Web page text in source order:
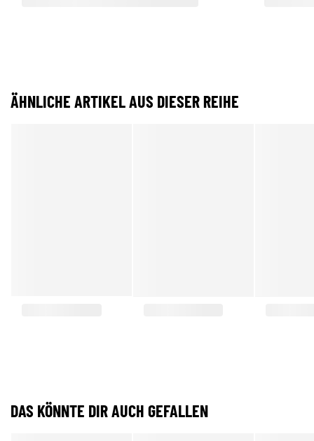
ÄHNLICHE ARTIKEL AUS DIESER REIHE
DAS KÖNNTE DIR AUCH GEFALLEN